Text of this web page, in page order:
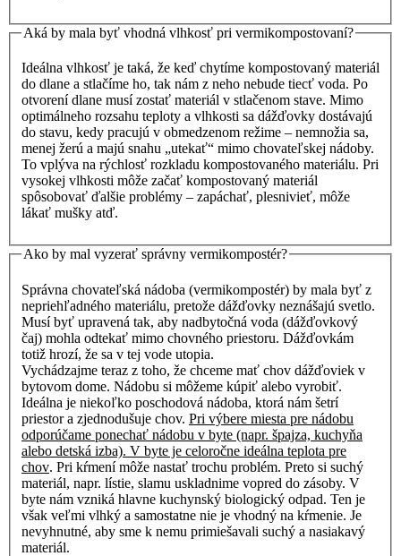
Aká by mala byť vhodná vlhkosť pri vermikompostovaní?
Ideálna vlhkosť je taká, že keď chytíme kompostovaný materiál
do dlane a stlačíme ho, tak nám z neho nebude tiecť voda. Po
otvorení dlane musí zostať materiál v stlačenom stave. Mimo
optimálneho rozsahu teploty a vlhkosti sa dážďovky dostávajú
do stavu, kedy pracujú v obmedzenom režime – nemnožia sa,
menej žerú a majú snahu „utekať“ mimo chovateľskej nádoby.
To vplýva na rýchlosť rozkladu kompostovaného materiálu. Pri
vysokej vlhkosti môže začať kompostovaný materiál
spôsobovať ďalšie problémy – zapáchať, plesnivieť, môže
lákať mušky atď.
Ako by mal vyzerať správny vermikompostér?
Správna chovateľská nádoba (vermikompostér) by mala byť z
nepriehľadného materiálu, pretože dážďovky neznášajú svetlo.
Musí byť upravená tak, aby nadbytočná voda (dážďovkový
čaj) mohla odtekať mimo chovného priestoru. Dážďovkám
totiž hrozí, že sa v tej vode utopia.
Vychádzajme teraz z toho, že chceme mať chov dážďoviek v
bytovom dome. Nádobu si môžeme kúpiť alebo vyrobiť.
Ideálna je niekoľko poschodová nádoba, ktorá nám šetrí
priestor a zjednodušuje chov. Pri výbere miesta pre nádobu
odporúčame ponechať nádobu v byte (napr. špajza, kuchyňa
alebo detská izba). V byte je celoročne ideálna teplota pre
chov. Pri kŕmení môže nastať trochu problém. Preto si suchý
materiál, napr. lístie, slamu uskladnime vopred do zásoby. V
byte nám vzniká hlavne kuchynský biologický odpad. Ten je
však veľmi vlhký a samostatne nie je vhodný na kŕmenie. Je
nevyhnutné, aby sme k nemu primiešavali suchý a nasiakavý
materiál.